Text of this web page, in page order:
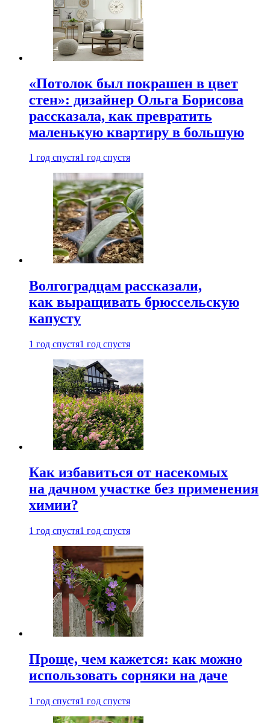
«Потолок был покрашен в цвет
стен»: дизайнер Ольга Борисова
рассказала, как превратить
маленькую квартиру в большую
1 год спустя1 год спустя
Волгоградцам рассказали,
как выращивать брюссельскую
капусту
1 год спустя1 год спустя
Как избавиться от насекомых
на дачном участке без применения
химии?
1 год спустя1 год спустя
Проще, чем кажется: как можно
использовать сорняки на даче
1 год спустя1 год спустя